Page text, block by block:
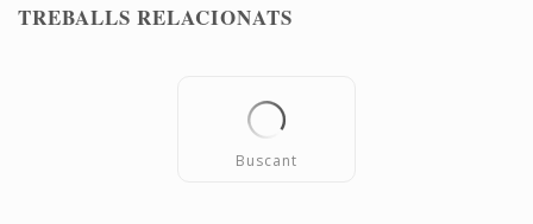
TREBALLS RELACIONATS
Buscant